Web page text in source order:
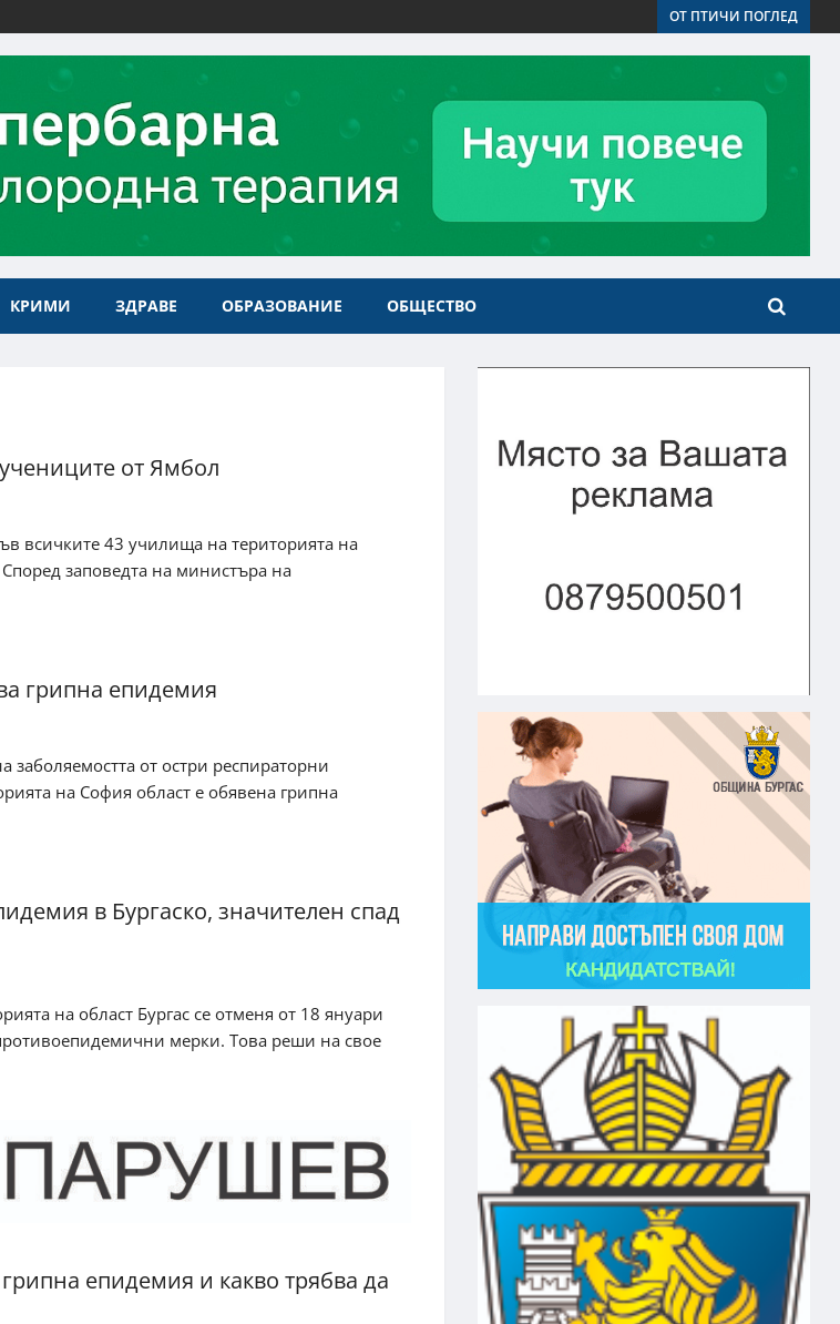
ОТ ПТИЧИ ПОГЛЕД
КРИМИ ЗДРАВЕ ОБРАЗОВАНИЕ ОБЩЕСТВО
от Ямбол
всичките 43 училища на територията на
заповедта на министъра на
грипна епидемия
заболяемостта от остри респираторни
на София област е обявена грипна
в Бургаско, значителен спад
на област Бургас се отменя от 18 януари
мерки. Това реши на свое
епидемия и какво трябва да